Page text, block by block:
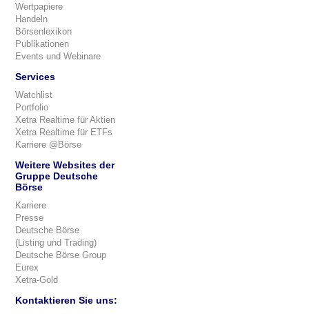
Wertpapiere
Handeln
Börsenlexikon
Publikationen
Events und Webinare
Services
Watchlist
Portfolio
Xetra Realtime für Aktien
Xetra Realtime für ETFs
Karriere @Börse
Weitere Websites der
Gruppe Deutsche
Börse
Karriere
Presse
Deutsche Börse
(Listing und Trading)
Deutsche Börse Group
Eurex
Xetra-Gold
Kontaktieren Sie uns: